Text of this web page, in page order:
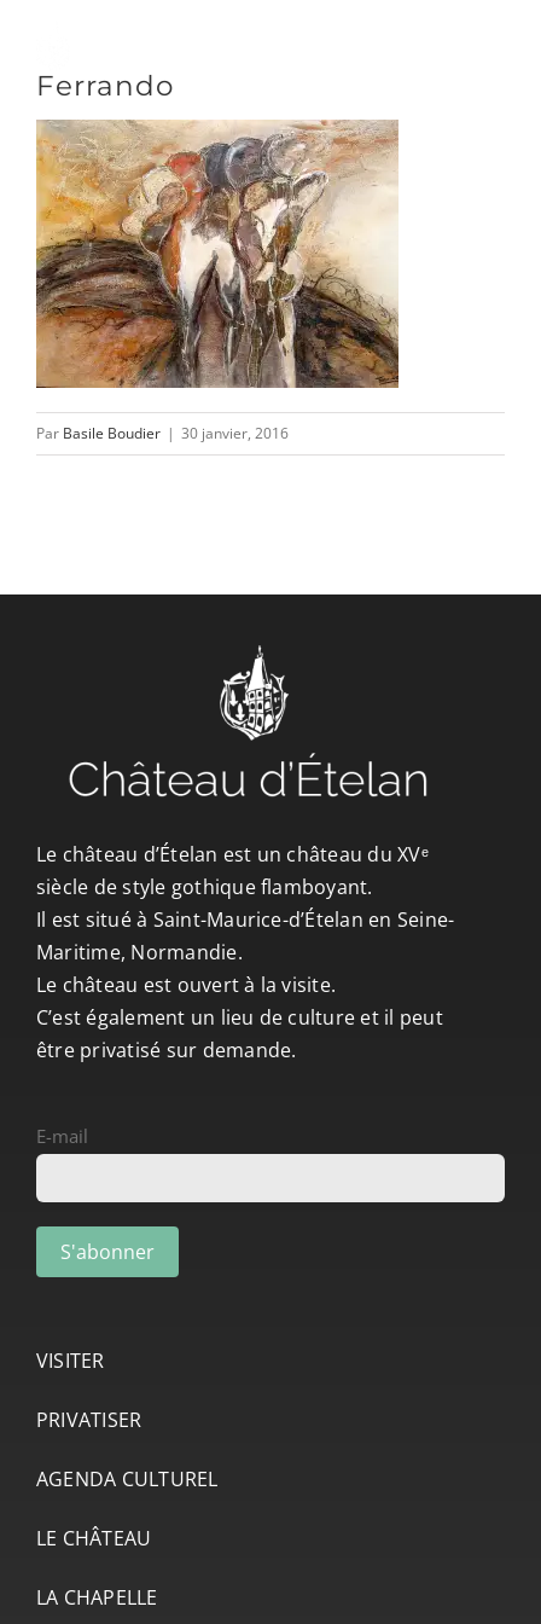
contenu
DÉCOUVRIR
VENIR
NOUS SUIVRE
L’ASSOCIATION
Ferrando
Par Basile Boudier | 30 janvier, 2016
Le château d’Ételan est un château du XVᵉ
siècle de style gothique flamboyant.
Il est situé à Saint-Maurice-d’Ételan en Seine-
Maritime, Normandie.
Le château est ouvert à la visite.
C’est également un lieu de culture et il peut
être privatisé sur demande.
E-mail
VISITER
PRIVATISER
AGENDA CULTUREL
LE CHÂTEAU
LA CHAPELLE